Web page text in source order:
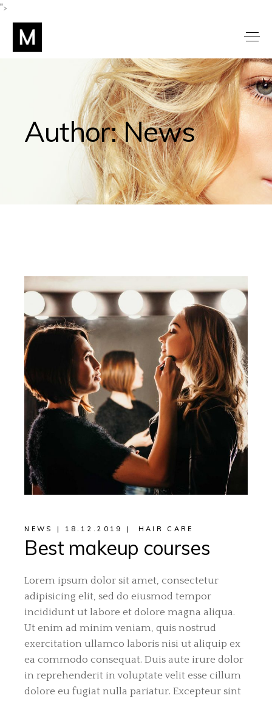
">
Author: News
NEWS 18.12.2019 HAIR CARE
Best makeup courses
Lorem ipsum dolor sit amet, consectetur
adipisicing elit, sed do eiusmod tempor
incididunt ut labore et dolore magna aliqua.
Ut enim ad minim veniam, quis nostrud
exercitation ullamco laboris nisi ut aliquip ex
ea commodo consequat. Duis aute irure dolor
in reprehenderit in voluptate velit esse cillum
dolore eu fugiat nulla pariatur. Excepteur sint